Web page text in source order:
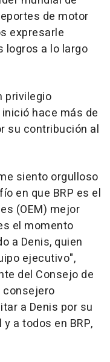
de motor
expresarle
logros a lo largo
privilegio
hace más de
su contribución al
siento orgulloso
en que BRP es el
(OEM) mejor
el momento
a Denis, quien
ejecutivo",
del Consejo de
a Denis por su
a todos en BRP,